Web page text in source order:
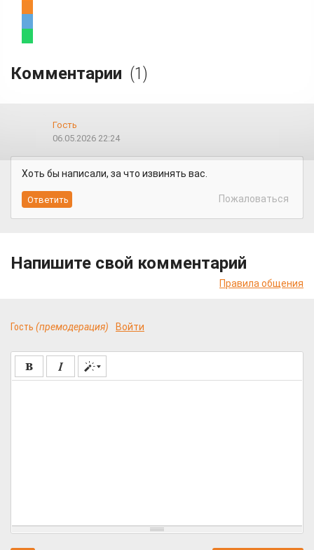
Комментарии (1)
Гость
06.05.2026 22:24
Хоть бы написали, за что извинять вас.
Пожаловаться
Напишите свой комментарий
Правила общения
Гость (премодерация) Войти